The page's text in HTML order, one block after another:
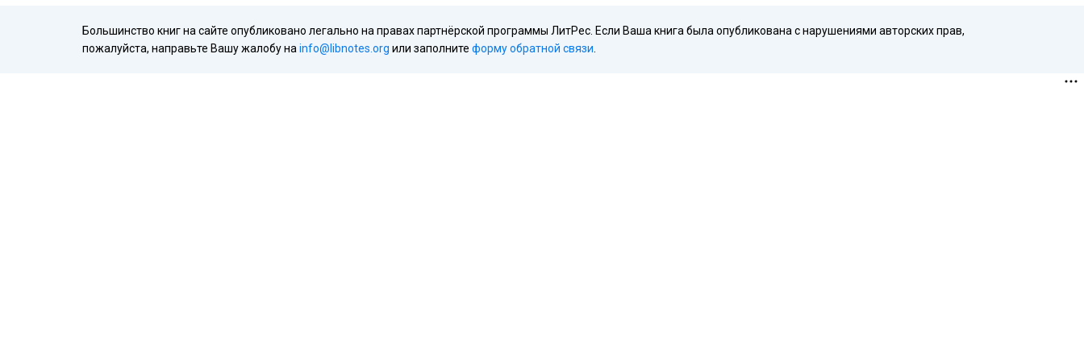
Большинство книг на сайте опубликовано легально на правах партнёрской программы ЛитРес. Если Ваша книга была опубликована с нарушениями авторских прав,
пожалуйста, направьте Вашу жалобу на info@libnotes.org или заполните форму обратной связи